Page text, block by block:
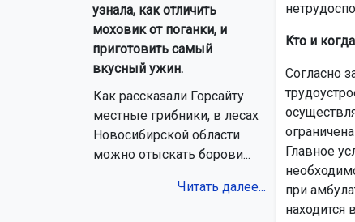
узнала, как отличить
моховик от поганки, и
приготовить самый
вкусный ужин.
Как рассказали Горсайту
местные грибники, в лесах
Новосибирской области
можно отыскать борови...
Читать далее...
Кто и
Согласно
Главное
при
находится